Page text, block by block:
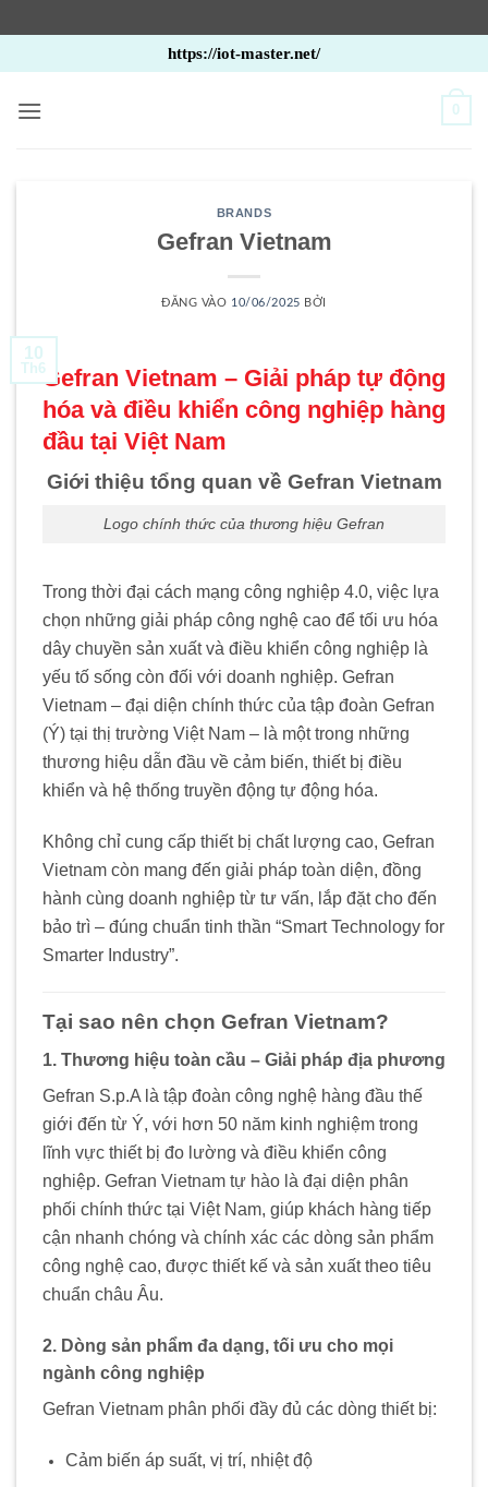
qua
nội
https://iot-master.net/
0
BRANDS
Gefran Vietnam
ĐĂNG VÀO 10/06/2025 BỞI
10
Th6Gefran Vietnam – Giải pháp tự động
hóa và điều khiển công nghiệp hàng
đầu tại Việt Nam
Giới thiệu tổng quan về Gefran Vietnam
Logo chính thức của thương hiệu Gefran
Trong thời đại cách mạng công nghiệp 4.0, việc lựa
chọn những giải pháp công nghệ cao để tối ưu hóa
dây chuyền sản xuất và điều khiển công nghiệp là
yếu tố sống còn đối với doanh nghiệp. Gefran
Vietnam – đại diện chính thức của tập đoàn Gefran
(Ý) tại thị trường Việt Nam – là một trong những
thương hiệu dẫn đầu về cảm biến, thiết bị điều
khiển và hệ thống truyền động tự động hóa.
Không chỉ cung cấp thiết bị chất lượng cao, Gefran
Vietnam còn mang đến giải pháp toàn diện, đồng
hành cùng doanh nghiệp từ tư vấn, lắp đặt cho đến
bảo trì – đúng chuẩn tinh thần “Smart Technology for
Smarter Industry”.
Tại sao nên chọn Gefran Vietnam?
1. Thương hiệu toàn cầu – Giải pháp địa phương
Gefran S.p.A là tập đoàn công nghệ hàng đầu thế
giới đến từ Ý, với hơn 50 năm kinh nghiệm trong
lĩnh vực thiết bị đo lường và điều khiển công
nghiệp. Gefran Vietnam tự hào là đại diện phân
phối chính thức tại Việt Nam, giúp khách hàng tiếp
cận nhanh chóng và chính xác các dòng sản phẩm
công nghệ cao, được thiết kế và sản xuất theo tiêu
chuẩn châu Âu.
2. Dòng sản phẩm đa dạng, tối ưu cho mọi
ngành công nghiệp
Gefran Vietnam phân phối đầy đủ các dòng thiết bị:
Cảm biến áp suất, vị trí, nhiệt độ